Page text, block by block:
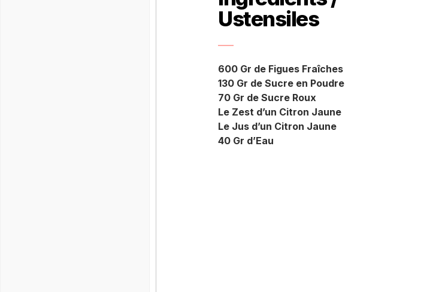
Ustensiles
600 Gr de Figues Fraîches
130 Gr de Sucre en Poudre
70 Gr de Sucre Roux
Le Zest d’un Citron Jaune
Le Jus d’un Citron Jaune
40 Gr d’Eau